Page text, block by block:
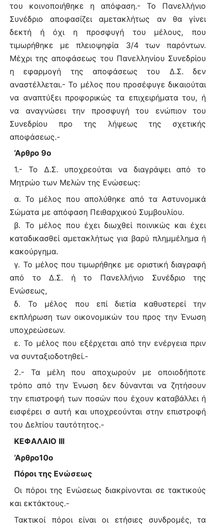
του κοινοποιήθηκε η απόφαση.- Το Πανελλήνιο
Συνέδριο αποφασίζει αμετακλήτως αν θα γίνει
δεκτή ή όχι η προσφυγή του μέλους, που
τιμωρήθηκε με πλειοψηφία 3/4 των παρόντων.
Μέχρι της αποφάσεως του Πανελληνίου Συνεδρίου
η εφαρμογή της αποφάσεως του Δ.Σ. δεν
αναστέλλεται.- Το μέλος που προσέφυγε δικαιούται
να αναπτύξει προφορικώς τα επιχειρήματα του, ή
να αναγνώσει την προσφυγή του ενώπιον του
Συνεδρίου προ της λήψεως της σχετικής
αποφάσεως.-
‘Αρθρο 9ο
1.- Το Δ.Σ. υποχρεούται να διαγράψει από το
Μητρώο των Μελών της Ενώσεως:
α. Το μέλος που απολύθηκε από τα Αστυνομικά
Σώματα με απόφαση Πειθαρχικού Συμβουλίου.
β. Το μέλος που έχει διωχθεί ποινικώς και έχει
καταδικασθεί αμετακλήτως για βαρύ πλημμέλημα ή
κακούργημα.
γ. Το μέλος που τιμωρήθηκε με οριστική διαγραφή
από το Δ.Σ. ή το Πανελλήνιο Συνέδριο της
Ενώσεως,
δ. Το μέλος που επί διετία καθυστερεί την
εκπλήρωση των οικονομικών του προς την Ένωση
υποχρεώσεων.
ε. Το μέλος που εξέρχεται από την ενέργεια πριν
να συνταξιοδοτηθεί.-
2.- Τα μέλη που αποχωρούν με οποιοδήποτε
τρόπο από την Ένωση δεν δύνανται να ζητήσουν
την επιστροφή των ποσών που έχουν καταβάλλει ή
εισφέρει σ αυτή και υποχρεούνται στην επιστροφή
του Δελτίου ταυτότητος.-
ΚΕΦΑΛΑΙΟ III
‘Αρθρο10ο
Πόροι της Ενώσεως
Οι πόροι της Ενώσεως διακρίνονται σε τακτικούς
και εκτάκτους.-
Τακτικοί πόροι είναι οι ετήσιες συνδρομές, τα